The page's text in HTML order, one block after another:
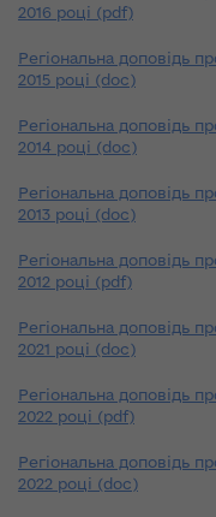
2016 році (pdf)
Регіональна доповідь
2015 році (doc)
Регіональна доповідь
2014 році (doc)
Регіональна доповідь
2013 році (doc)
Регіональна доповідь
2012 році (pdf)
Регіональна доповідь
2021 році (doc)
Регіональна доповідь
2022 році (pdf)
Регіональна доповідь
2022 році (doc)